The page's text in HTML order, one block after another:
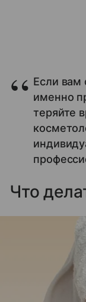
Если вам
именно
теряйте
Что